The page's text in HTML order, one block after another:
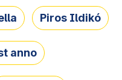
Piros Ildikó
anno